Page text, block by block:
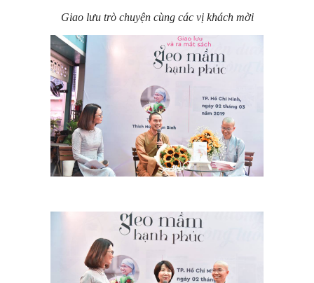
Giao lưu trò chuyện cùng các vị khách mời